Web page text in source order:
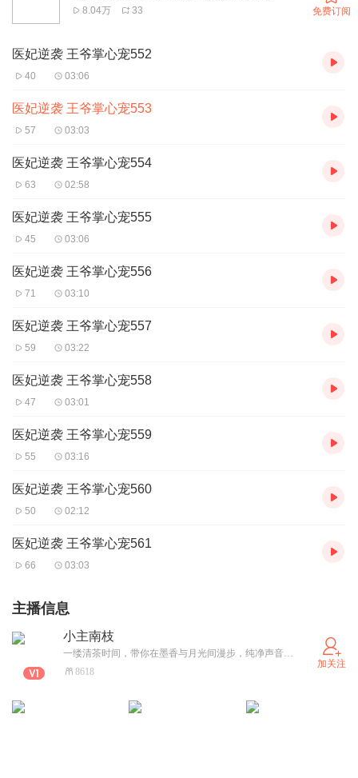
8.04万 33 免费订阅
医妃逆袭 王爷掌心宠552
40 03:06
医妃逆袭 王爷掌心宠553
57 03:03
医妃逆袭 王爷掌心宠554
63 02:58
医妃逆袭 王爷掌心宠555
45 03:06
医妃逆袭 王爷掌心宠556
71 03:10
医妃逆袭 王爷掌心宠557
59 03:22
医妃逆袭 王爷掌心宠558
47 03:01
医妃逆袭 王爷掌心宠559
55 03:16
医妃逆袭 王爷掌心宠560
50 02:12
医妃逆袭 王爷掌心宠561
66 03:03
主播信息
小主南枝
一缕清茶时间，带你在墨香与月光间漫步，纯净声音如山间清泉、晨曦初露，以古风、历史、言情为舟，带你穿越古今，在历史的星河中寻找曾经的璀璨！
8618
加关注